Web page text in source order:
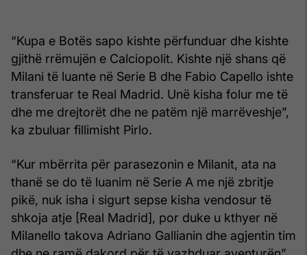
“Kupa e Botës sapo kishte përfunduar dhe kishte
gjithë rrëmujën e Calciopolit. Kishte një shans që
Milani të luante në Serie B dhe Fabio Capello ishte
transferuar te Real Madrid. Unë kisha folur me të
dhe me drejtorët dhe ne patëm një marrëveshje”,
ka zbuluar fillimisht Pirlo.
“Kur mbërrita për parasezonin e Milanit, ata na
thanë se do të luanim në Serie A me një zbritje
pikë, nuk isha i sigurt sepse kisha vendosur të
shkoja atje [Real Madrid], por duke u kthyer në
Milanello takova Adriano Gallianin dhe agjentin tim